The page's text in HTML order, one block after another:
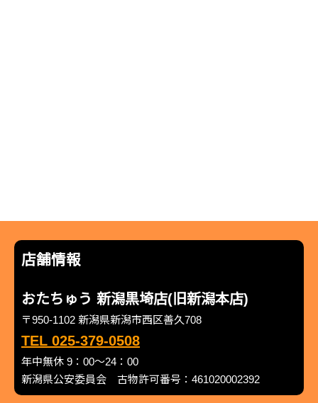
店舗情報
おたちゅう 新潟黒埼店(旧新潟本店)
〒950-1102 新潟県新潟市西区善久708
TEL 025-379-0508
年中無休 9：00～24：00
新潟県公安委員会 古物許可番号：461020002392